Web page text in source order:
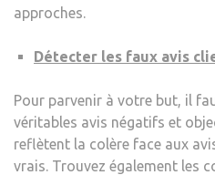
approches.
Détecter les faux avis
Pour parvenir à votre but, il
véritables avis négatifs et
reflètent la colère face aux
vrais. Trouvez également les